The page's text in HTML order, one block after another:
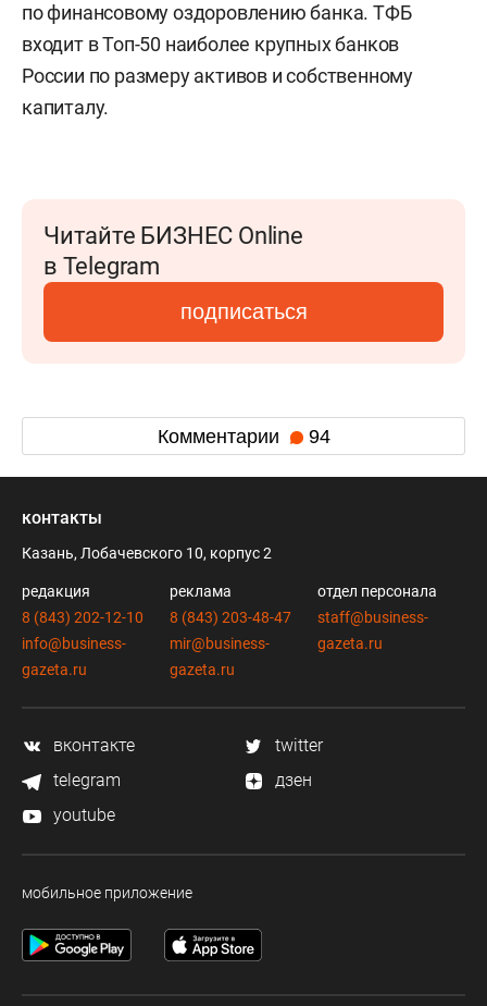
по финансовому оздоровлению банка. ТФБ
входит в Топ-50 наиболее крупных банков
России по размеру активов и собственному
капиталу.
Читайте БИЗНЕС Online
в Telegram
подписаться
Комментарии 94
контакты
Казань, Лобачевского 10, корпус 2
редакция
8 (843) 202-12-10
info@business-
gazeta.ru
реклама
8 (843) 203-48-47
mir@business-
gazeta.ru
отдел персонала
staff@business-
gazeta.ru
вконтакте
twitter
telegram
дзен
youtube
мобильное приложение